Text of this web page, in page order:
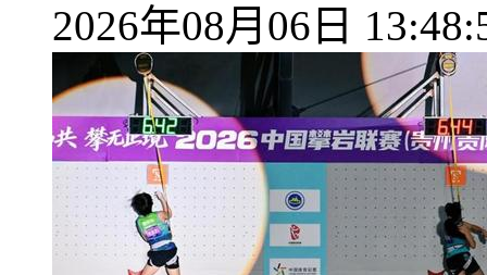
2026年08月06日